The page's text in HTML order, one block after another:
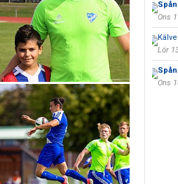
Ons
Lör
Ons